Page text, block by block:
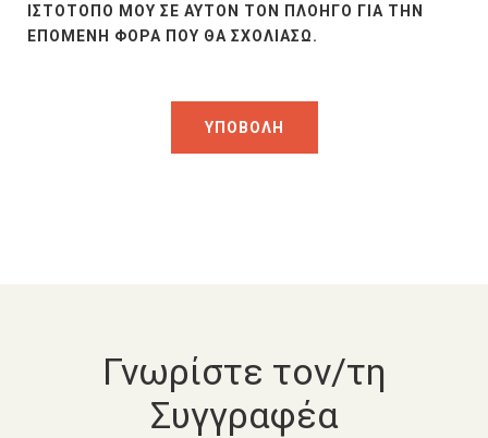
ΙΣΤΌΤΟΠΟ ΜΟΥ ΣΕ ΑΥΤΌΝ ΤΟΝ ΠΛΟΗΓΌ ΓΙΑ ΤΗΝ
ΕΠΌΜΕΝΗ ΦΟΡΆ ΠΟΥ ΘΑ ΣΧΟΛΙΆΣΩ.
Γνωρίστε τον/τη
Συγγραφέα